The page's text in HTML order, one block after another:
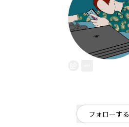
フォローする